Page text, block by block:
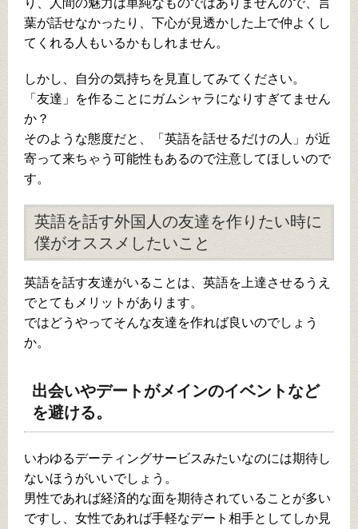
葉が話せなかったり、下心が見透かした上で仲よくし
てくれる人もいるかもしれません。
しかし、自分の気持ちを見直してみてください。
「友達」を作ることにガムシャラになりすぎてません
か？
そのような態度だと、「英語を話せるだけの人」が近
寄って来ちゃう可能性もあるので注意してほしいので
す。
英語を話す外国人の友達を作りたい時に
僕がオススメしたいこと
英語を話す友達がいることは、英語を上達させるうえ
でとてもメリットがあります。
ではどうやってそんな友達を作れば良いのでしょう
か。
出会いやデートがメインのイベントなど
を避ける。
いわゆるデーティングサービスみたいなのには期待し
ないほうがいいでしょう。
男性であれば経済的な面を期待されていることが多い
ですし、女性であれば手軽なデート相手としてしか見